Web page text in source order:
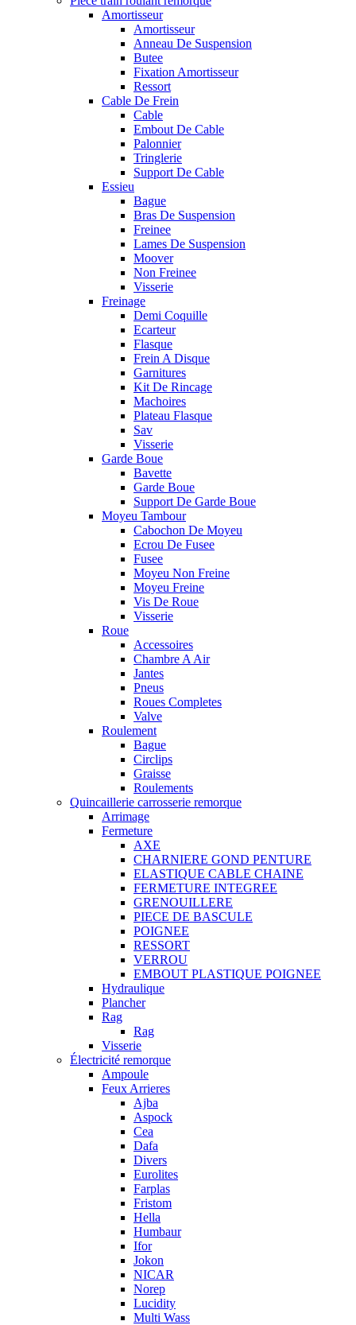
Amortisseur
Amortisseur
Anneau De Suspension
Butee
Fixation Amortisseur
Ressort
Cable De Frein
Cable
Embout De Cable
Palonnier
Tringlerie
Support De Cable
Essieu
Bague
Bras De Suspension
Freinee
Lames De Suspension
Moover
Non Freinee
Visserie
Freinage
Demi Coquille
Ecarteur
Flasque
Frein A Disque
Garnitures
Kit De Rincage
Machoires
Plateau Flasque
Sav
Visserie
Garde Boue
Bavette
Garde Boue
Support De Garde Boue
Moyeu Tambour
Cabochon De Moyeu
Ecrou De Fusee
Fusee
Moyeu Non Freine
Moyeu Freine
Vis De Roue
Visserie
Roue
Accessoires
Chambre A Air
Jantes
Pneus
Roues Completes
Valve
Roulement
Bague
Circlips
Graisse
Roulements
Quincaillerie carrosserie remorque
Arrimage
Fermeture
AXE
CHARNIERE GOND PENTURE
ELASTIQUE CABLE CHAINE
FERMETURE INTEGREE
GRENOUILLERE
PIECE DE BASCULE
POIGNEE
RESSORT
VERROU
EMBOUT PLASTIQUE POIGNEE
Hydraulique
Plancher
Rag
Rag
Visserie
Électricité remorque
Ampoule
Feux Arrieres
Ajba
Aspock
Cea
Dafa
Divers
Eurolites
Farplas
Fristom
Hella
Humbaur
Ifor
Jokon
NICAR
Norep
Lucidity
Multi Wass